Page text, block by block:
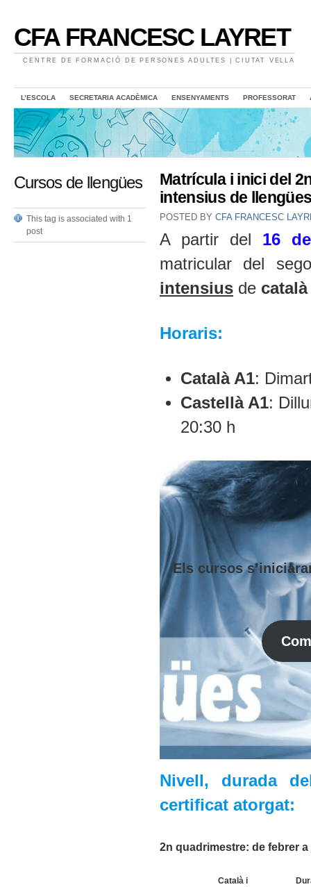
CFA FRANCESC LAYRET
CENTRE DE FORMACIÓ DE PERSONES ADULTES | CIUTAT VELLA
L’ESCOLA SECRETARIA ACADÈMICA ENSENYAMENTS PROFESSORAT
Cursos de llengües
This tag is associated with 1
post
Matrícula i inici del
intensius de
POSTED BY CFA FRANCESC
A partir del 16
matricular del
intensius de català
Horaris:
Català A1:
Castellà A1:
20:30 h
Els cursos
Nivell, durada
certificat atorgat:
2n quadrimestre: de febrer a
Català i